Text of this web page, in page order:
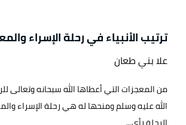
ترتيب الأنبياء في رحلة الإسراء
علا بني طعان
من المعجزات التي أعطاها الله سبحانه
الله عليه وسلم ومنحها له هي رحلة الإسراء